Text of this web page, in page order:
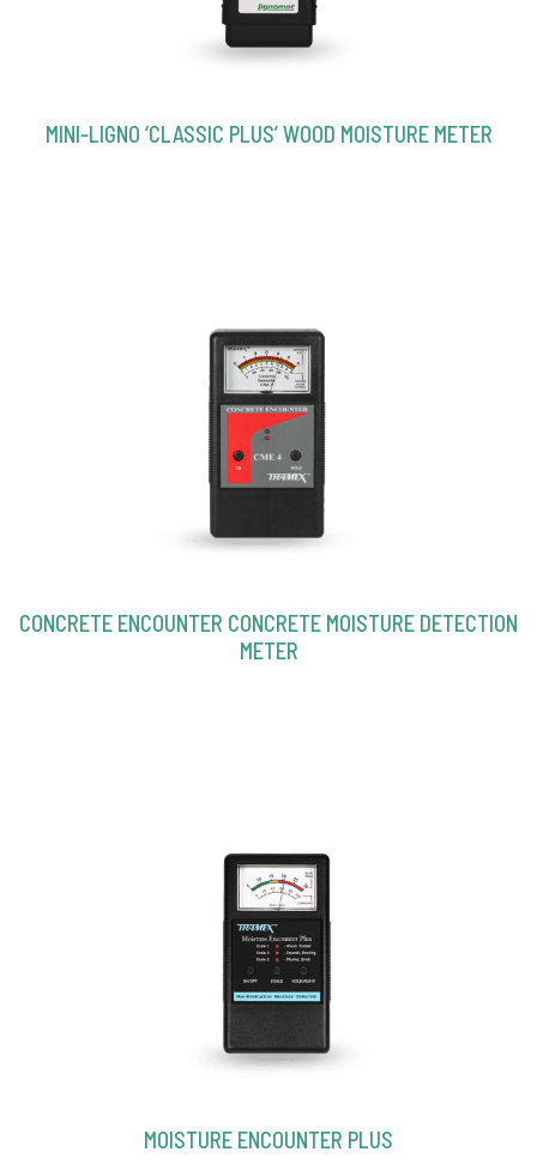
MINI-LIGNO ‘CLASSIC PLUS’ WOOD MOISTURE METER
CONCRETE ENCOUNTER CONCRETE MOISTURE DETECTION
METER
MOISTURE ENCOUNTER PLUS